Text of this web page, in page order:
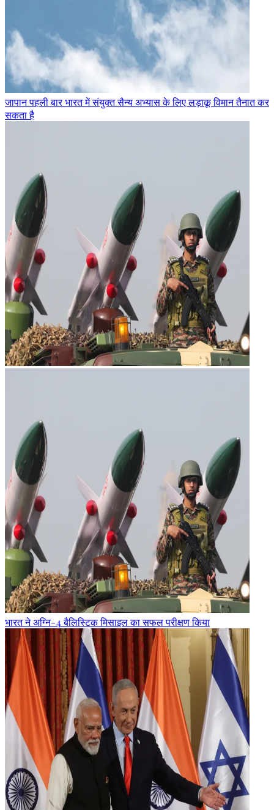
जापान पहली बार भारत में संयुक्त सैन्य अभ्यास के लिए लड़ाकू विमान तैनात कर
सकता है
भारत ने अग्नि-4 बैलिस्टिक मिसाइल का सफल परीक्षण किया